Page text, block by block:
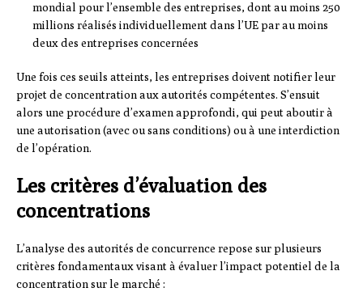
mondial pour l’ensemble des entreprises, dont au moins 250
millions réalisés individuellement dans l’UE par au moins
deux des entreprises concernées
Une fois ces seuils atteints, les entreprises doivent notifier leur
projet de concentration aux autorités compétentes. S’ensuit
alors une procédure d’examen approfondi, qui peut aboutir à
une autorisation (avec ou sans conditions) ou à une interdiction
de l’opération.
Les critères d’évaluation des
concentrations
L’analyse des autorités de concurrence repose sur plusieurs
critères fondamentaux visant à évaluer l’impact potentiel de la
concentration sur le marché :